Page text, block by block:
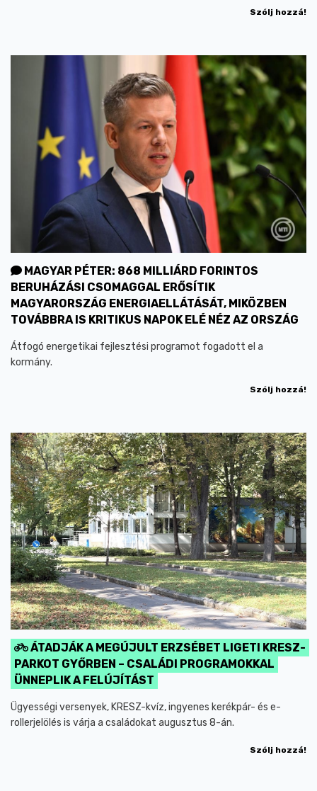
Szólj hozzá!
MAGYAR PÉTER: 868 MILLIÁRD FORINTOS
BERUHÁZÁSI CSOMAGGAL ERŐSÍTIK
MAGYARORSZÁG ENERGIAELLÁTÁSÁT, MIKÖZBEN
TOVÁBBRA IS KRITIKUS NAPOK ELÉ NÉZ AZ ORSZÁG
Átfogó energetikai fejlesztési programot fogadott el a
kormány.
Szólj hozzá!
ÁTADJÁK A MEGÚJULT ERZSÉBET LIGETI KRESZ-
PARKOT GYŐRBEN – CSALÁDI PROGRAMOKKAL
ÜNNEPLIK A FELÚJÍTÁST
Ügyességi versenyek, KRESZ-kvíz, ingyenes kerékpár- és e-
rollerjelölés is várja a családokat augusztus 8-án.
Szólj hozzá!